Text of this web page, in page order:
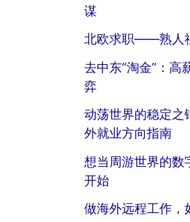
谋
北欧求职——熟人
去中东“淘金”：高
弈
动荡世界的稳定
外就业方向指南
想当周游世界的数
开始
做海外远程工作，